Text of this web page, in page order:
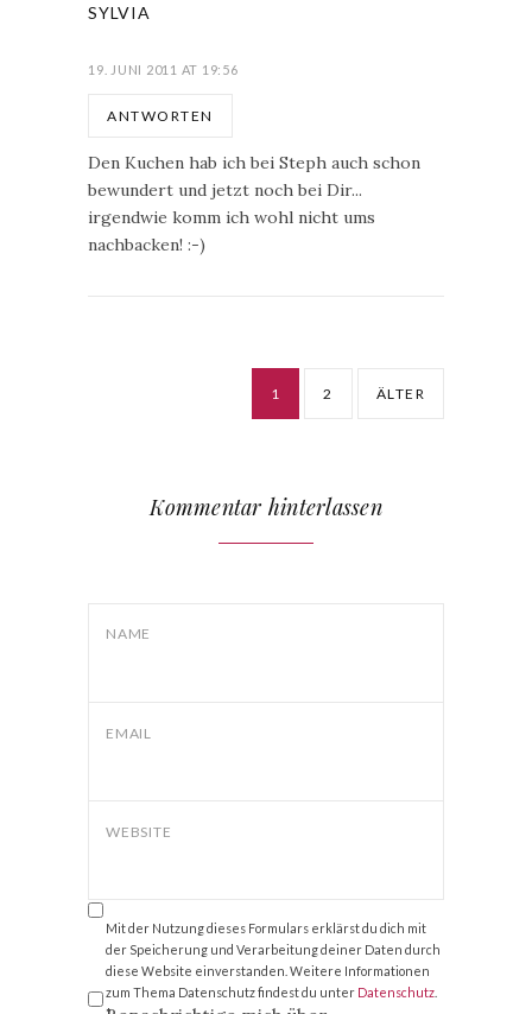
SYLVIA
19. JUNI 2011 AT 19:56
ANTWORTEN
Den Kuchen hab ich bei Steph auch schon
bewundert und jetzt noch bei Dir...
irgendwie komm ich wohl nicht ums
nachbacken! :-)
1 2 ÄLTER
Kommentar hinterlassen
NAME
EMAIL
WEBSITE
Mit der Nutzung dieses Formulars erklärst du dich mit
der Speicherung und Verarbeitung deiner Daten durch
diese Website einverstanden. Weitere Informationen
zum Thema Datenschutz findest du unter Datenschutz